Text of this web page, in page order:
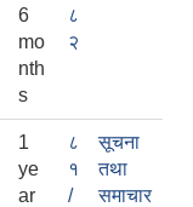
6
mo
nth
s
८
२
1
ye
ar
८
१
/
सूचना
तथा
समाचार